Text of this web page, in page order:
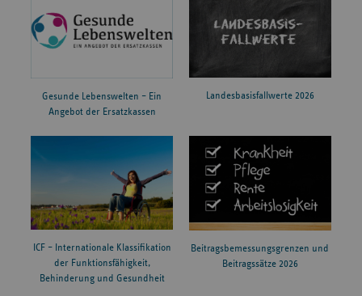
Gesunde Lebenswelten – Ein
Angebot der Ersatzkassen
Landesbasisfallwerte 2026
ICF – Internationale Klassifikation
der Funktionsfähigkeit,
Behinderung und Gesundheit
Beitragsbemessungsgrenzen und
Beitragssätze 2026